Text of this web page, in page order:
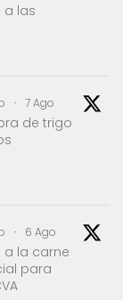
a las
· 7 Ago
de trigo
· 6 Ago
a la carne
para